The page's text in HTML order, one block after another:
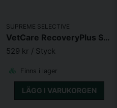
SUPREME SELECTIVE
VetCare RecoveryPlus Sachet 10x20g
529 kr / Styck
Finns i lager
LÄGG I VARUKORGEN